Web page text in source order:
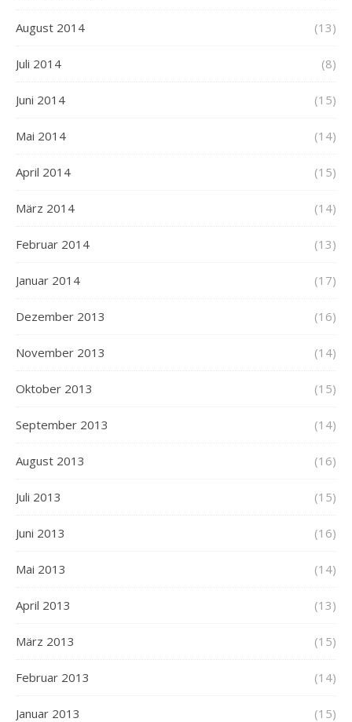
August 2014 (13)
Juli 2014 (8)
Juni 2014 (15)
Mai 2014 (14)
April 2014 (15)
März 2014 (14)
Februar 2014 (13)
Januar 2014 (17)
Dezember 2013 (16)
November 2013 (14)
Oktober 2013 (15)
September 2013 (14)
August 2013 (16)
Juli 2013 (15)
Juni 2013 (16)
Mai 2013 (14)
April 2013 (13)
März 2013 (15)
Februar 2013 (14)
Januar 2013 (15)